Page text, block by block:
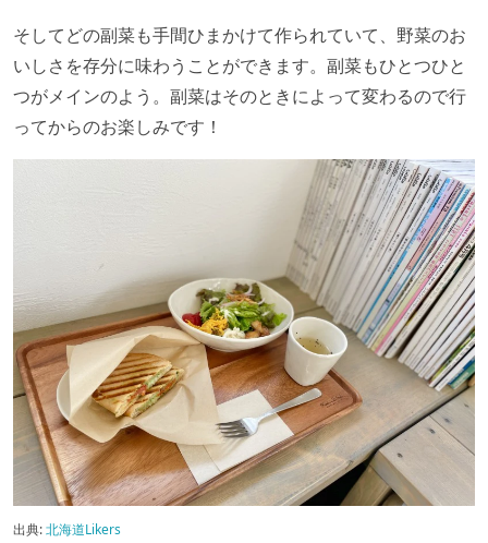
そしてどの副菜も手間ひまかけて作られていて、野菜のお
いしさを存分に味わうことができます。副菜もひとつひと
つがメインのよう。副菜はそのときによって変わるので行
ってからのお楽しみです！
出典:北海道Likers